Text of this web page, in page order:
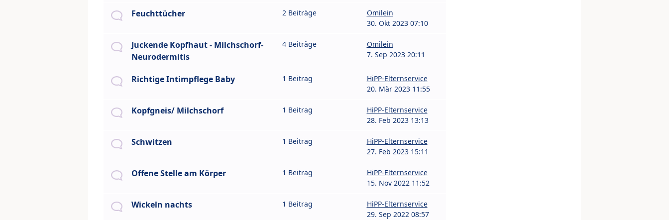
Feuchttücher 2 Beiträge
Omilein
30. Okt 2023 07:10
Juckende Kopfhaut - Milchschorf-
Neurodermitis
4 Beiträge
Omilein
7. Sep 2023 20:11
Richtige Intimpflege Baby 1 Beitrag
HiPP-Elternservice
20. Mär 2023 11:55
Kopfgneis/ Milchschorf 1 Beitrag
HiPP-Elternservice
28. Feb 2023 13:13
Schwitzen 1 Beitrag
HiPP-Elternservice
27. Feb 2023 15:11
Offene Stelle am Körper 1 Beitrag
HiPP-Elternservice
15. Nov 2022 11:52
Wickeln nachts 1 Beitrag
HiPP-Elternservice
29. Sep 2022 08:57